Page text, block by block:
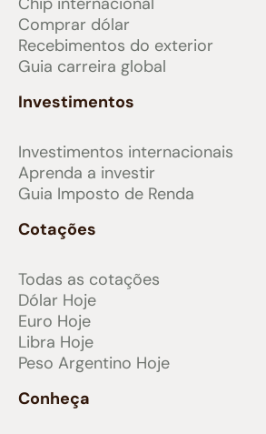
Comprar dólar
Recebimentos do exterior
Guia carreira global
Investimentos
Investimentos internacionais
Aprenda a investir
Guia Imposto de Renda
Cotações
Todas as cotações
Dólar Hoje
Euro Hoje
Libra Hoje
Peso Argentino Hoje
Conheça